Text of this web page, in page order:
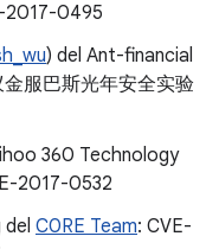
2017-0495
) del Ant-financial
服巴斯光年安全实验
360 Technology
2017-0532
del C0RE Team: CVE-